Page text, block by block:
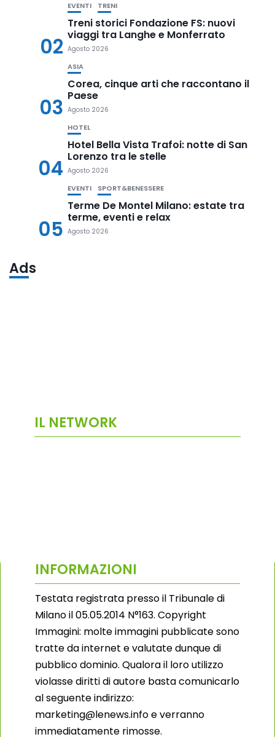
02
EVENTI TRENI
Treni storici Fondazione FS: nuovi
viaggi tra Langhe e Monferrato
Agosto 2026
03
ASIA
Corea, cinque arti che raccontano il
Paese
Agosto 2026
04
HOTEL
Hotel Bella Vista Trafoi: notte di San
Lorenzo tra le stelle
Agosto 2026
05
EVENTI SPORT&BENESSERE
Terme De Montel Milano: estate tra
terme, eventi e relax
Agosto 2026
Ads
IL NETWORK
INFORMAZIONI
Testata registrata presso il Tribunale di
Milano il 05.05.2014 N°163. Copyright
Immagini: molte immagini pubblicate sono
tratte da internet e valutate dunque di
pubblico dominio. Qualora il loro utilizzo
violasse diritti di autore basta comunicarlo
al seguente indirizzo:
marketing@lenews.info e verranno
immediatamente rimosse.